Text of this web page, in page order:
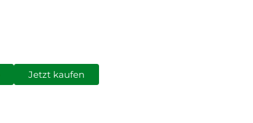
Jetzt kaufen